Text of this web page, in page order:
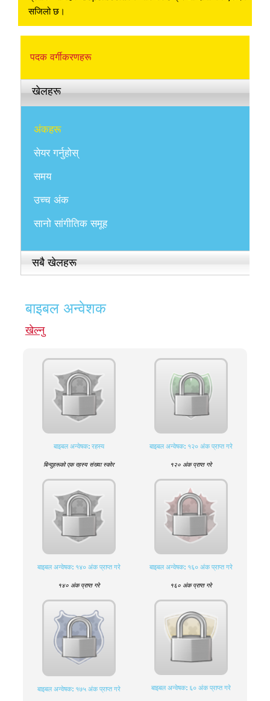
सजिलो छ।
पदक वर्गीकरणहरू
खेलहरू
अंकहरू
सेयर गर्नुहोस्
समय
उच्च अंक
सानो सांगीतिक समूह
सबै खेलहरू
बाइबल अन्वेशक
खेल्नु
बाइबल अन्वेषक: रहस्य
बिन्दुहरूको एक रहस्य संख्या स्कोर
बाइबल अन्वेषक: १२० अंक प्राप्त गरे
१२० अंक प्राप्त गरे
बाइबल अन्वेषक: १४० अंक प्राप्त गरे
१४० अंक प्राप्त गरे
बाइबल अन्वेषक: १६० अंक प्राप्त गरे
१६० अंक प्राप्त गरे
बाइबल अन्वेषक: १७५ अंक प्राप्त गरे बाइबल अन्वेषक: ६० अंक प्राप्त गरे